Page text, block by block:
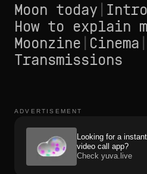
Moon today Intro
How to explain
Moonzine Cinema
Transmissions
ADVERTISEMENT
Looking for a instant
video call app?
Check yuva.live